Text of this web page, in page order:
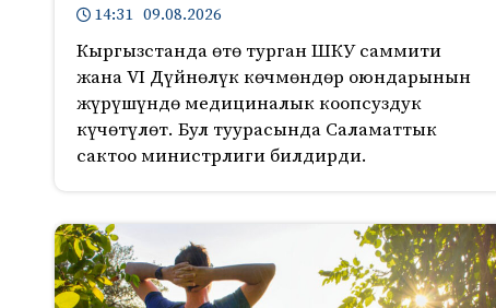
14:31 09.08.2026
Кыргызстанда өтө турган ШКУ саммити
жана VI Дүйнөлүк көчмөндөр оюндарынын
жүрүшүндө медициналык коопсуздук
күчөтүлөт. Бул туурасында Саламаттык
сактоо министрлиги билдирди.